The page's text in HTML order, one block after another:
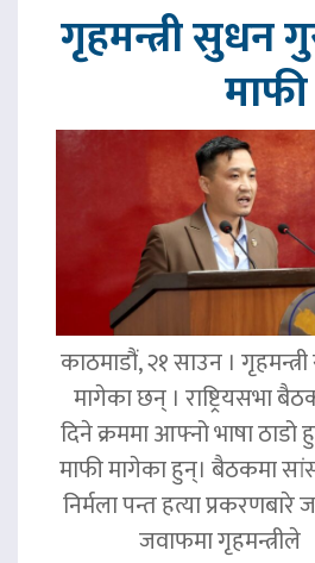
गृहमन्त्री सुधन
माफी
काठमाडौं, २१ साउन ।
मागेका छन् । राष्ट्रियसभा
दिने क्रममा आफ्नो भाषा
माफी मागेका हुन्। बैठकमा
निर्मला पन्त हत्या
जवाफमा गृहमन्त्रीले